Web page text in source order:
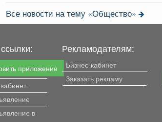
Все новости на тему «Общество»
приложение
в
Рекламодателям:
Бизнес-кабинет
Заказать рекламу